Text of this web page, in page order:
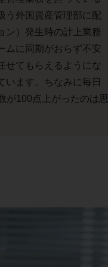
う外国資産管理部に配
ン）発生時の計上業務
ムに同期がおらず不安
せてもらえるようにな
います。ちなみに毎日
が100点上がったのは思